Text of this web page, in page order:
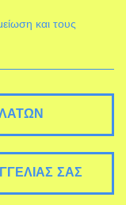
και τους
ΣΑΣ